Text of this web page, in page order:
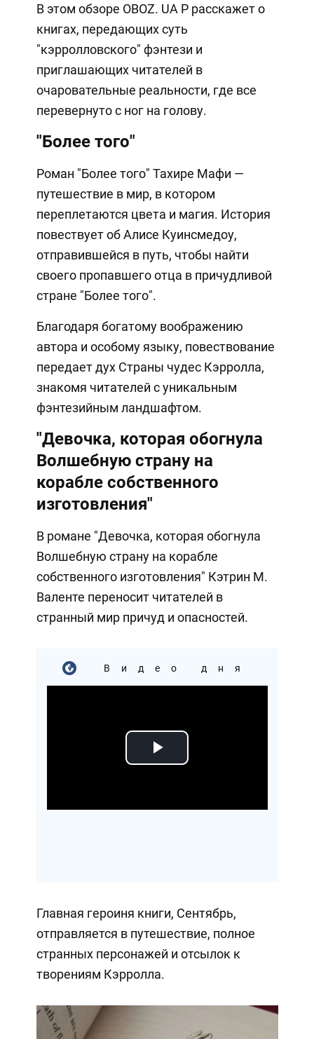
В этом обзоре OBOZ. UA Р расскажет о
книгах, передающих суть
"кэрролловского" фэнтези и
приглашающих читателей в
очаровательные реальности, где все
перевернуто с ног на голову.
"Более того"
Роман "Более того" Тахире Мафи —
путешествие в мир, в котором
переплетаются цвета и магия. История
повествует об Алисе Куинсмедоу,
отправившейся в путь, чтобы найти
своего пропавшего отца в причудливой
стране "Более того".
Благодаря богатому воображению
автора и особому языку, повествование
передает дух Страны чудес Кэрролла,
знакомя читателей с уникальным
фэнтезийным ландшафтом.
"Девочка, которая обогнула
Волшебную страну на
корабле собственного
изготовления"
В романе "Девочка, которая обогнула
Волшебную страну на корабле
собственного изготовления" Кэтрин М.
Валенте переносит читателей в
странный мир причуд и опасностей.
Видео дня
Play
Главная героиня книги, Сентябрь,
отправляется в путешествие, полное
странных персонажей и отсылок к
творениям Кэрролла.